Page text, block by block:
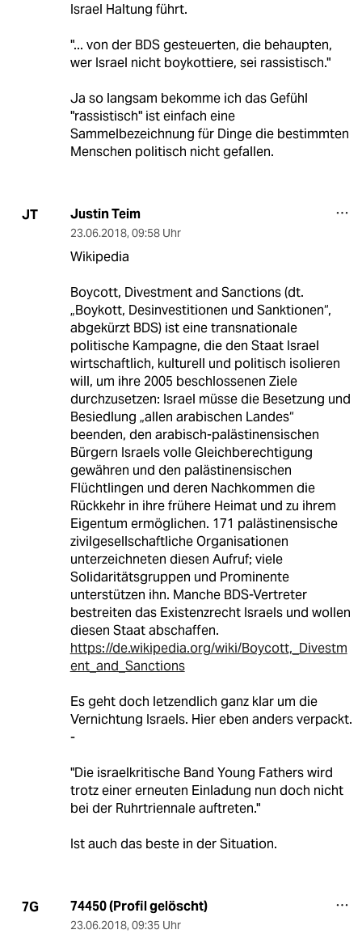
Israel Haltung führt.
"... von der BDS gesteuerten, die behaupten,
wer Israel nicht boykottiere, sei rassistisch."
Ja so langsam bekomme ich das Gefühl
"rassistisch" ist einfach eine
Sammelbezeichnung für Dinge die bestimmten
Menschen politisch nicht gefallen.
JT Justin Teim
23.06.2018, 09:58 Uhr
Wikipedia
Boycott, Divestment and Sanctions (dt.
„Boykott, Desinvestitionen und Sanktionen“,
abgekürzt BDS) ist eine transnationale
politische Kampagne, die den Staat Israel
wirtschaftlich, kulturell und politisch isolieren
will, um ihre 2005 beschlossenen Ziele
durchzusetzen: Israel müsse die Besetzung und
Besiedlung „allen arabischen Landes“
beenden, den arabisch-palästinensischen
Bürgern Israels volle Gleichberechtigung
gewähren und den palästinensischen
Flüchtlingen und deren Nachkommen die
Rückkehr in ihre frühere Heimat und zu ihrem
Eigentum ermöglichen. 171 palästinensische
zivilgesellschaftliche Organisationen
unterzeichneten diesen Aufruf; viele
Solidaritätsgruppen und Prominente
unterstützen ihn. Manche BDS-Vertreter
bestreiten das Existenzrecht Israels und wollen
diesen Staat abschaffen.
https://de.wikipedia.org/wiki/Boycott,_Divestm
ent_and_Sanctions
Es geht doch letzendlich ganz klar um die
Vernichtung Israels. Hier eben anders verpackt.
-
"Die israelkritische Band Young Fathers wird
trotz einer erneuten Einladung nun doch nicht
bei der Ruhrtriennale auftreten."
Ist auch das beste in der Situation.
7G 74450 (Profil gelöscht)
23.06.2018, 09:35 Uhr